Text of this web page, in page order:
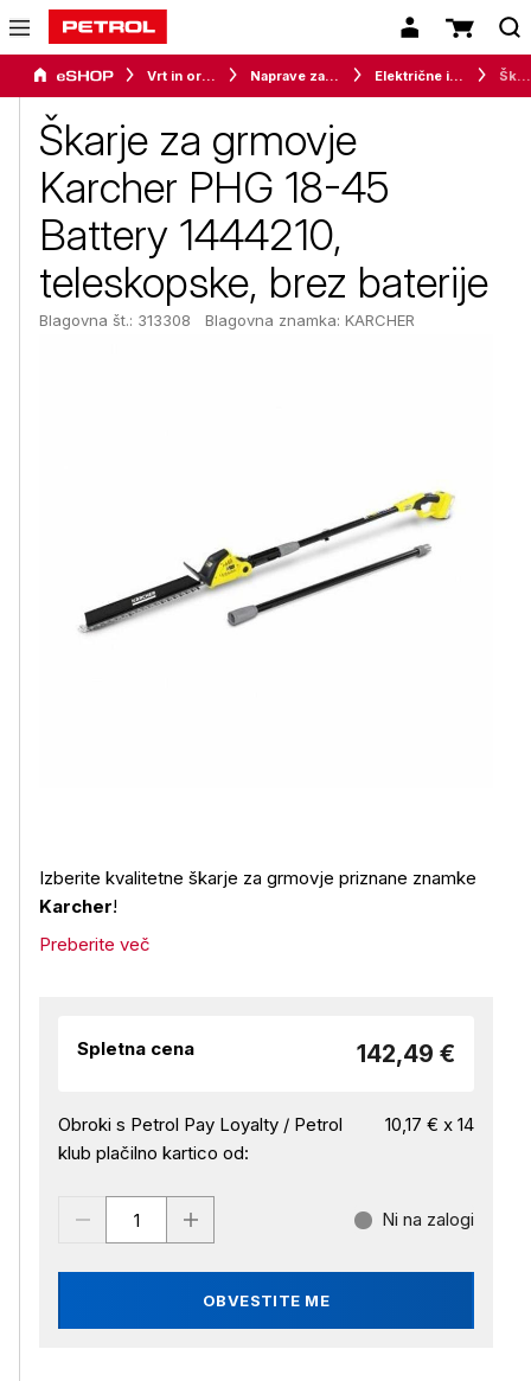
Vrt in orodje Naprave za vrt in okolico Električne in akumulatorske škarje
Škarje za grmovje
Karcher PHG 18-45
Battery 1444210,
teleskopske, brez baterije
Blagovna št.: 313308 Blagovna znamka: KARCHER
Izberite kvalitetne škarje za grmovje priznane znamke
Karcher!
Preberite več
Spletna cena 142,49 €
Obroki s Petrol Pay Loyalty / Petrol
klub plačilno kartico od:
10,17 € x 14
OBVESTITE ME
Ni na zalogi